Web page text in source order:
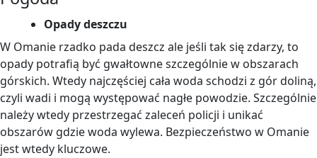
Opady deszczu
W Omanie rzadko pada deszcz ale jeśli tak się zdarzy, to
opady potrafią być gwałtowne szczególnie w obszarach
górskich. Wtedy najczęściej cała woda schodzi z gór doliną,
czyli wadi i mogą występować nagłe powodzie. Szczególnie
należy wtedy przestrzegać zaleceń policji i unikać
obszarów gdzie woda wylewa. Bezpieczeństwo w Omanie
jest wtedy kluczowe.